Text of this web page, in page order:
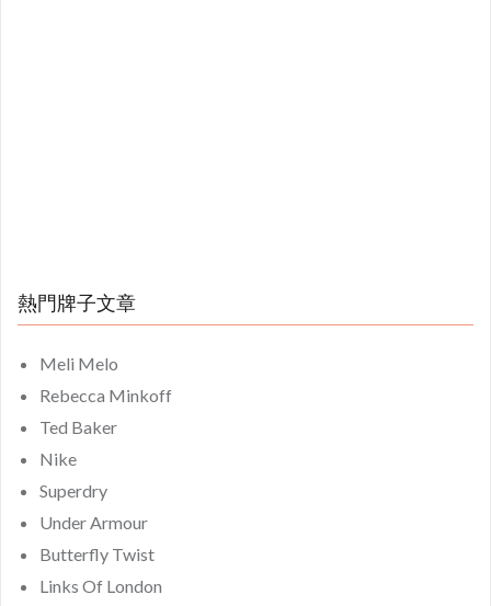
熱門牌子文章
Meli Melo
Rebecca Minkoff
Ted Baker
Nike
Superdry
Under Armour
Butterfly Twist
Links Of London